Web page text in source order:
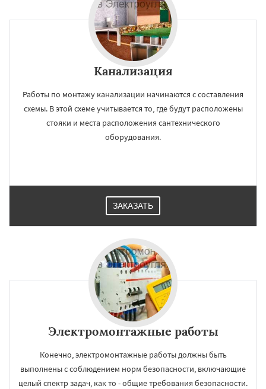
Канализация
Работы по монтажу канализации начинаются с составления
схемы. В этой схеме учитывается то, где будут расположены
стояки и места расположения сантехнического
оборудования.
ЗАКАЗАТЬ
Электромонтажные работы
Конечно, электромонтажные работы должны быть
выполнены с соблюдением норм безопасности, включающие
целый спектр задач, как то - общие требования безопасности.